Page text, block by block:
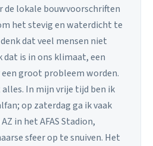
de lokale bouwvoorschriften
het stevig en waterdicht te
dat veel mensen niet
is in ons klimaat, een
groot probleem worden.
In mijn vrije tijd ben ik
op zaterdag ga ik vaak
in het AFAS Stadion,
sfeer op te snuiven. Het